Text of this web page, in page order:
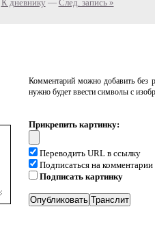
К дневнику — След. запись »
Комментарий можно добавить без
нужно будет ввести символы с
Прикрепить картинку:
Переводить URL в ссылку
Подписаться на комментарии
Подписать картинку